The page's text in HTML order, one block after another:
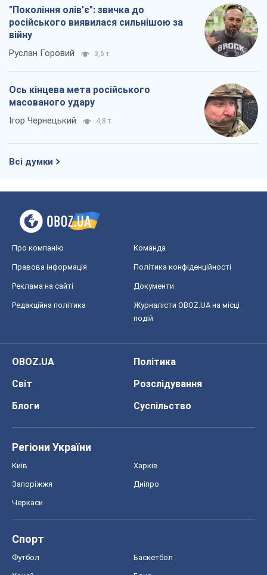
"Покоління олів'є": звичка до
російського виявилася сильнішою за
війну
Руслан Горовий 3,6 т.
Ось кінцева мета російського
масованого удару
Ігор Чернецький 4,8 т.
Всі думки
Про компанію Команда
Правова інформація Політика конфіденційності
Реклама на сайті Документи
Редакційна політика
Журналісти OBOZ.UA на місці
подій
OBOZ.UA
Політика
Світ
Розслідування
Блоги
Суспільство
Регіони України
Київ Харків
Запоріжжя Дніпро
Черкаси
Спорт
Футбол Баскетбол